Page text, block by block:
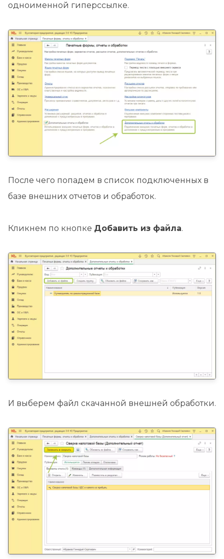
одноименной гиперссылке.
После чего попадем в список подключенных в
базе внешних отчетов и обработок.
Кликнем по кнопке Добавить из файла.
И выберем файл скачанной внешней обработки.